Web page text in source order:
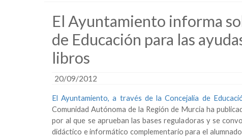
El Ayuntamiento informa
de Educación para las
libros
20/09/2012
El Ayuntamiento, a través de la Concejalía de
Comunidad Autónoma de la Región de Murcia ha
por al que se aprueban las bases reguladoras y se
didáctico e informático complementario para el